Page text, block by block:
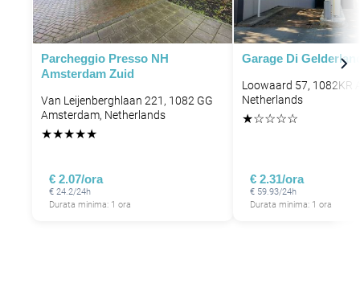
Parcheggio Presso NH
Amsterdam Zuid
Van Leijenberghlaan 221, 1082 GG
Amsterdam, Netherlands
★★★★★
€ 2.07/ora
€ 24.2/24h
Durata minima: 1 ora
Garage Di
Loowaard 57, 1082KR
Netherlands
★☆☆☆☆
€ 2.31/ora
€ 59.93/24h
Durata minima: 1 ora